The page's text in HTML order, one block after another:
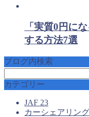
「実質0円に
する方法7選
ブログ内検索
カテゴリー
JAF 23
カーシェアリング